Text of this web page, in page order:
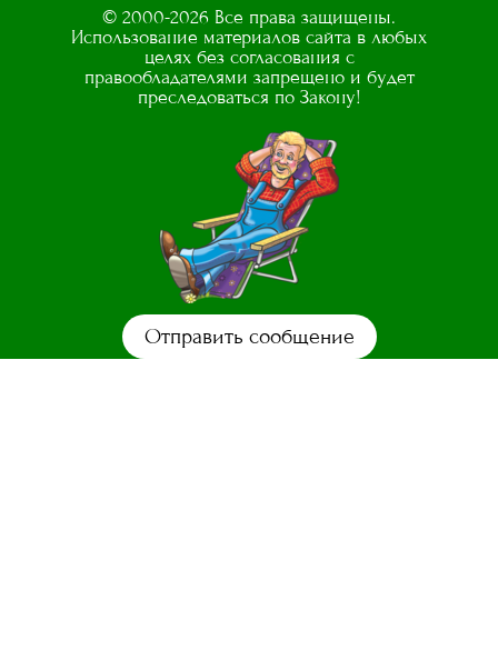
© 2000-2026 Все права защищены.
Использование материалов сайта в любых
целях без согласования с
правообладателями запрещено и будет
преследоваться по Закону!
Отправить сообщение